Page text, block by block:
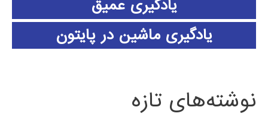
یادگیری عمیق
یادگیری ماشین در پایتون
نوشته‌های تازه